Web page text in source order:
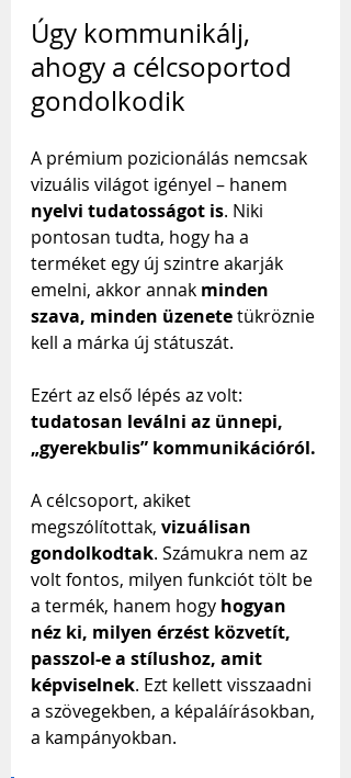
Úgy kommunikálj,
ahogy a célcsoportod
gondolkodik
A prémium pozicionálás nemcsak
vizuális világot igényel – hanem
nyelvi tudatosságot is. Niki
pontosan tudta, hogy ha a
terméket egy új szintre akarják
emelni, akkor annak minden
szava, minden üzenete tükröznie
kell a márka új státuszát.
Ezért az első lépés az volt:
tudatosan leválni az ünnepi,
„gyerekbulis” kommunikációról.
A célcsoport, akiket
megszólítottak, vizuálisan
gondolkodtak. Számukra nem az
volt fontos, milyen funkciót tölt be
a termék, hanem hogy hogyan
néz ki, milyen érzést közvetít,
passzol-e a stílushoz, amit
képviselnek. Ezt kellett visszaadni
a szövegekben, a képaláírásokban,
a kampányokban.